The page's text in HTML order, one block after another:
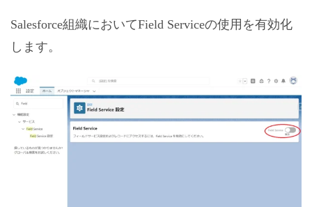
Salesforce組織においてField Serviceの使用を有効化
します。